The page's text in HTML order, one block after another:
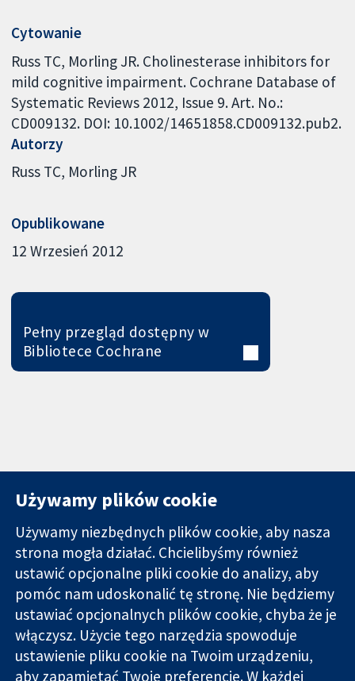
Cytowanie
Russ TC, Morling JR. Cholinesterase inhibitors for
mild cognitive impairment. Cochrane Database of
Systematic Reviews 2012, Issue 9. Art. No.:
CD009132. DOI: 10.1002/14651858.CD009132.pub2.
Autorzy
Russ TC Morling JR
Opublikowane
12 Wrzesień 2012
Pełny przegląd dostępny w
Bibliotece Cochrane
Wiarygodne dane
naukowe.
Świadome
decyzje.
Lepsze zdrowie.
11-13 Cavendish
Square
Londyn
W1G 0AN
Wielka Brytania
Kontakt
Nowości
Biuro
prasowe
O nas
Praca
Cochrane
Używamy plików cookie
Używamy niezbędnych plików cookie, aby nasza
strona mogła działać. Chcielibyśmy również
ustawić opcjonalne pliki cookie do analizy, aby
pomóc nam udoskonalić tę stronę. Nie będziemy
ustawiać opcjonalnych plików cookie, chyba że je
włączysz. Użycie tego narzędzia spowoduje
ustawienie pliku cookie na Twoim urządzeniu,
aby zapamiętać Twoje preferencje. W każdej